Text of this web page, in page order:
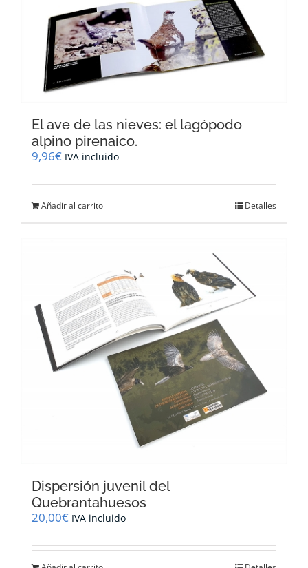
El ave de las nieves: el lagópodo
alpino pirenaico.
9,96€ IVA incluido
Añadir al carrito Detalles
Dispersión juvenil del
Quebrantahuesos
20,00€ IVA incluido